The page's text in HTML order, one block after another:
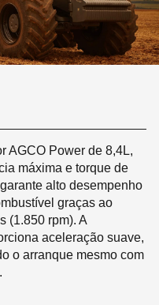
AGCO Power de 8,4L,
máxima e torque de
alto desempenho
graças ao
(1.850 rpm). A
aceleração suave,
o arranque mesmo com